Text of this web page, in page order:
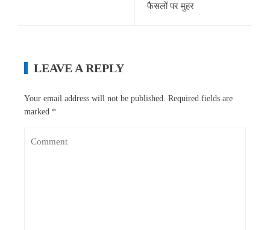
फैसलों पर मुहर
LEAVE A REPLY
Your email address will not be published.
Required fields are
marked *